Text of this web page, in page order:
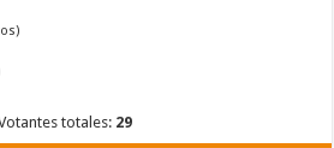
totales: 29